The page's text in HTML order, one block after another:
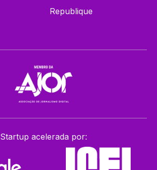
Republique
Startup acelerada por: